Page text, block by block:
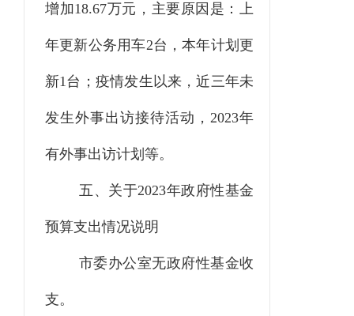
增加18.67万元，主要原因是：上
年更新公务用车2台，本年计划更
新1台；疫情发生以来，近三年未
发生外事出访接待活动，2023年
有外事出访计划等。
五、关于2023年政府性基金
预算支出情况说明
市委办公室无政府性基金收
支。